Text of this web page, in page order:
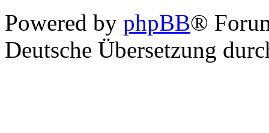
Powered by phpBB®
Deutsche Übersetzung